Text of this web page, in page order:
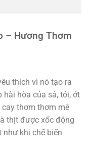
– Hương Thơm
thích vì nó tạo ra
hài hòa của sả, tỏi, ớt
thơm thơm mê
thịt được xốc động
như khi chế biến